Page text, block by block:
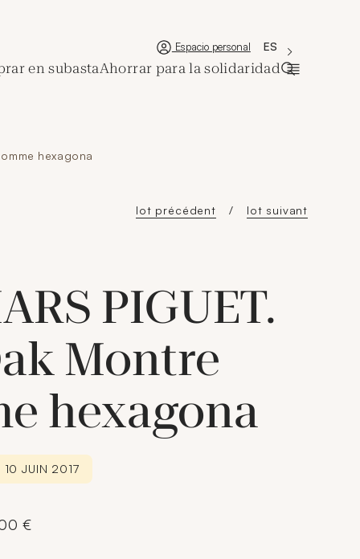
Nueva ventana
Espacio personal 'Choisir une
La langue
ES
en subastaAhorrar para la solidaridad
hexagona
lot précédent lot suivant
PIGUET.
Montre
hexagona
JUIN 2017
€